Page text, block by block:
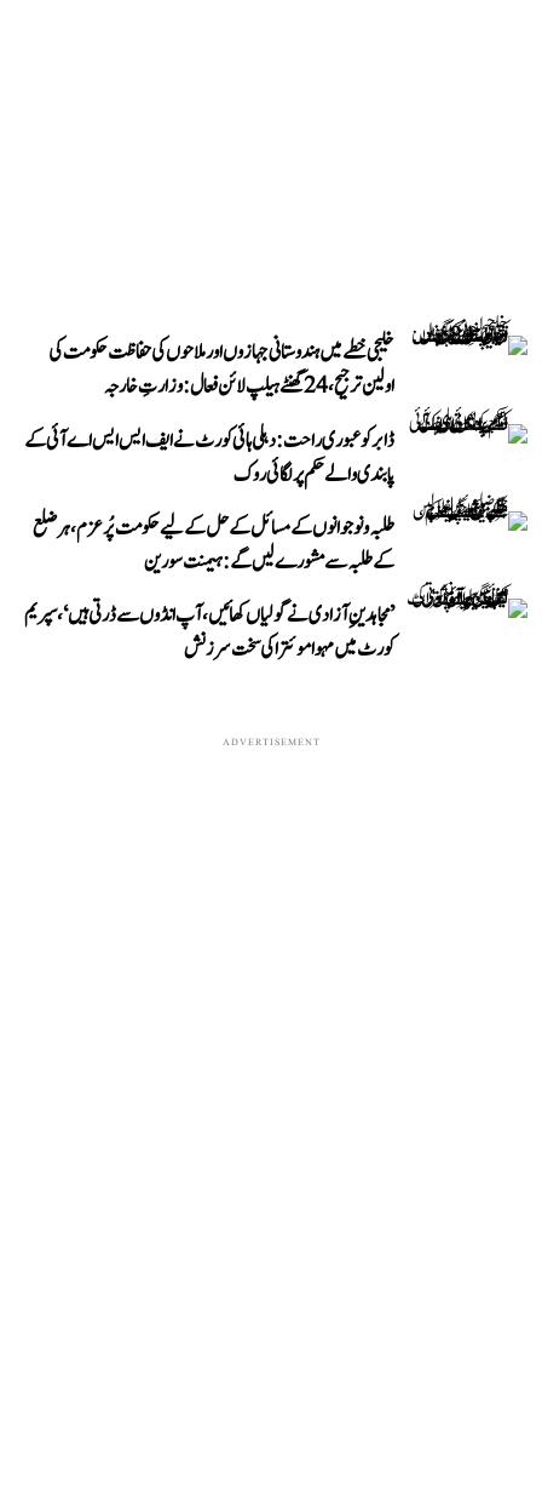
خلیجی خطے میں ہندوستانی جہازوں اور ملاحوں کی حفاظت حکومت کی
اولین ترجیح، 24 گھنٹے ہیلپ لائن فعال: وزارتِ خارجہ
ڈابر کو عبوری راحت: دہلی ہائی کورٹ نے ایف ایس ایس اے آئی کے
پابندی والے حکم پر لگائی روک
طلبہ و نوجوانوں کے مسائل کے حل کے لیے حکومت پُرعزم، ہر ضلع
کے طلبہ سے مشورے لیں گے: ہیمنت سورین
’مجاہدینِ آزادی نے گولیاں کھائیں، آپ انڈوں سے ڈرتی ہیں‘، سپریم
کورٹ میں مہوا موئترا کی سخت سرزنش
ADVERTISEMENT